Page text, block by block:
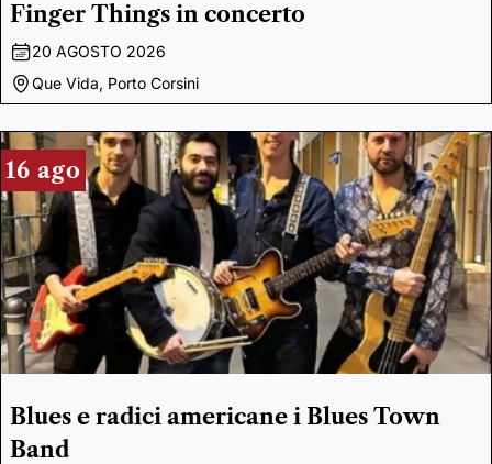
Finger Things in concerto
20 AGOSTO 2026
Que Vida, Porto Corsini
16 ago
Blues e radici americane i Blues Town
Band